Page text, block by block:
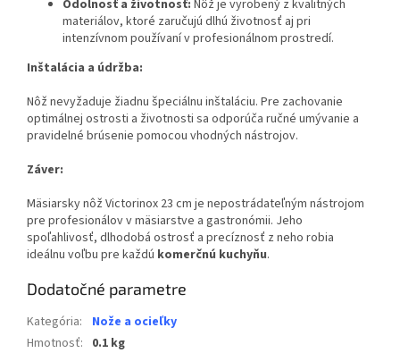
Odolnosť a životnosť: Nôž je vyrobený z kvalitných
materiálov, ktoré zaručujú dlhú životnosť aj pri
intenzívnom používaní v profesionálnom prostredí.
Inštalácia a údržba:
Nôž nevyžaduje žiadnu špeciálnu inštaláciu. Pre zachovanie
optimálnej ostrosti a životnosti sa odporúča ručné umývanie a
pravidelné brúsenie pomocou vhodných nástrojov.
Záver:
Mäsiarsky nôž Victorinox 23 cm je nepostrádateľným nástrojom
pre profesionálov v mäsiarstve a gastronómii. Jeho
spoľahlivosť, dlhodobá ostrosť a precíznosť z neho robia
ideálnu voľbu pre každú komerčnú kuchyňu.
Dodatočné parametre
Kategória:
Nože a ocieľky
Hmotnosť: 0.1 kg